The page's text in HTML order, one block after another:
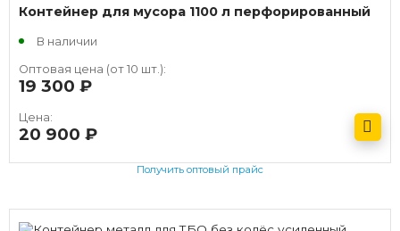
Контейнер для мусора 1100 л перфорированный
В наличии
Оптовая цена (от 10 шт.):
19 300
Цена:
20 900
Получить оптовый прайс